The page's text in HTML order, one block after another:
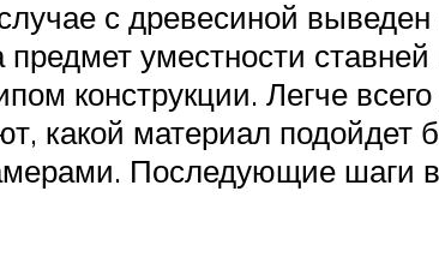
с древесиной
уместности ставней
конструкции. Легче
какой материал
Последующие шаги